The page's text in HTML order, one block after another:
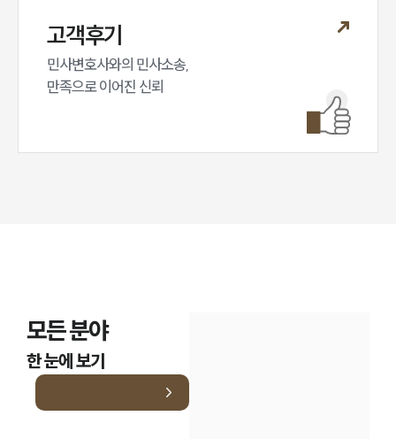
고객후기
민사변호사와의 민사소송,
만족으로 이어진 신뢰
모든 분야
한 눈에 보기